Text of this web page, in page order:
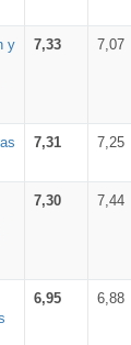
y
7,33 7,07
7,31 7,25
7,30 7,44
6,95 6,88